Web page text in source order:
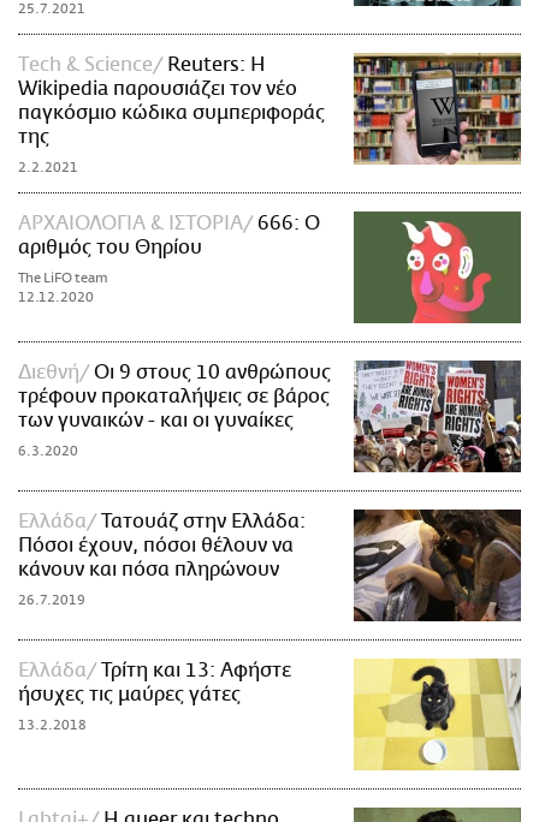
25.7.2021
Τech & Science
Reuters: Η
Wikipedia παρουσιάζει τον νέο
παγκόσμιο κώδικα συμπεριφοράς
της
2.2.2021
ΑΡΧΑΙΟΛΟΓΙΑ & ΙΣΤΟΡΙΑ
666: Ο
αριθμός του Θηρίου
The LiFO team
12.12.2020
Διεθνή
Οι 9 στους 10 ανθρώπους
τρέφουν προκαταλήψεις σε βάρος
των γυναικών - και οι γυναίκες
6.3.2020
Ελλάδα
Τατουάζ στην Ελλάδα:
Πόσοι έχουν, πόσοι θέλουν να
κάνουν και πόσα πληρώνουν
26.7.2019
Ελλάδα
Τρίτη και 13: Αφήστε
ήσυχες τις μαύρες γάτες
13.2.2018